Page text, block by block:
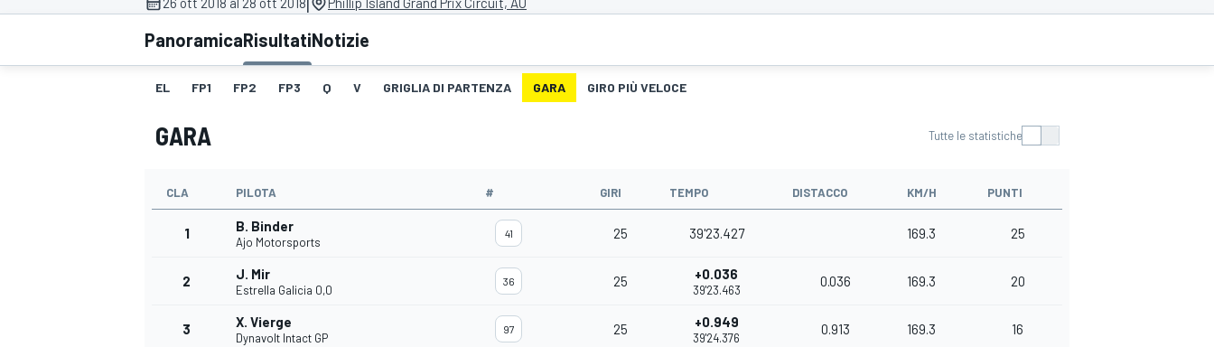
MOTOGP WEC
PanoramicaRisultatiNotizie
EL FP1 FP2 FP3 Q V GRIGLIA DI PARTENZA GARA GIRO PIÙ VELOCE
GARA Tutte le statistiche
CLA PILOTA # GIRI TEMPO DISTACCO KM/H PUNTI
1 B. Binder
Ajo Motorsports
41 25 39'23.427 169.3 25
2 J. Mir
Estrella Galicia 0,0
36 25 +0.036
39'23.463
0.036 169.3 20
3 X. Vierge
Dynavolt Intact GP
97 25 +0.949
39'24.376
0.913 169.3 16